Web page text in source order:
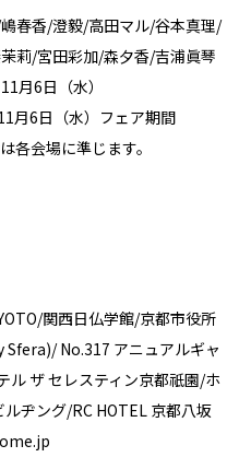
春香/澄毅/高田マル/谷本真理/
莉/宮田彩加/森夕香/吉浦眞琴
月6日（水）
月6日（水）フェア期間
各会場に準じます。
関西日仏学館/京都市役所
No.317 アニュアルギャ
ル ザ セレスティン京都祇園/ホ
ヂング/RC HOTEL 京都八坂